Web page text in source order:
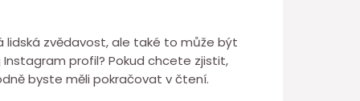
lidská zvědavost, ale také to může být
profil? Pokud chcete zjistit,
byste měli pokračovat v čtení.